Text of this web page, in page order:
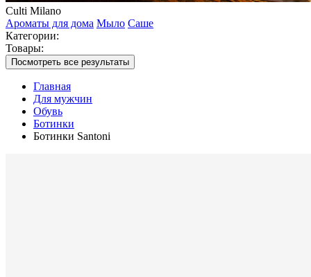
Culti Milano
Ароматы для дома Мыло Саше
Категории:
Товары:
Посмотреть все результаты
Главная
Для мужчин
Обувь
Ботинки
Ботинки Santoni